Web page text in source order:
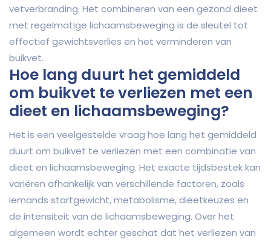
vetverbranding. Het combineren van een gezond dieet
met regelmatige lichaamsbeweging is de sleutel tot
effectief gewichtsverlies en het verminderen van
buikvet.
Hoe lang duurt het gemiddeld
om buikvet te verliezen met een
dieet en lichaamsbeweging?
Het is een veelgestelde vraag hoe lang het gemiddeld
duurt om buikvet te verliezen met een combinatie van
dieet en lichaamsbeweging. Het exacte tijdsbestek kan
variëren afhankelijk van verschillende factoren, zoals
iemands startgewicht, metabolisme, dieetkeuzes en
de intensiteit van de lichaamsbeweging. Over het
algemeen wordt echter geschat dat het verliezen van